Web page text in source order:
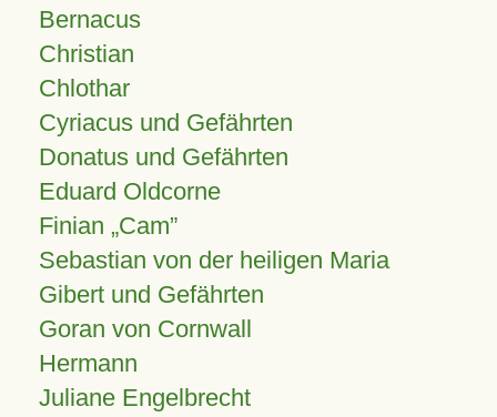
Bernacus
Christian
Chlothar
Cyriacus und Gefährten
Donatus und Gefährten
Eduard Oldcorne
Finian Cam
Sebastian von der heiligen Maria
Gibert und Gefährten
Goran von Cornwall
Hermann
Juliane Engelbrecht